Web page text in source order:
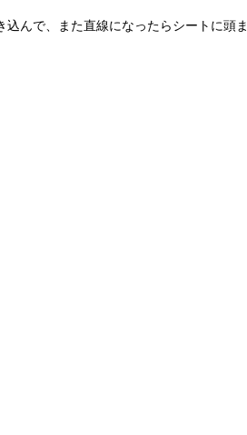
んで、また直線になったらシートに頭ま